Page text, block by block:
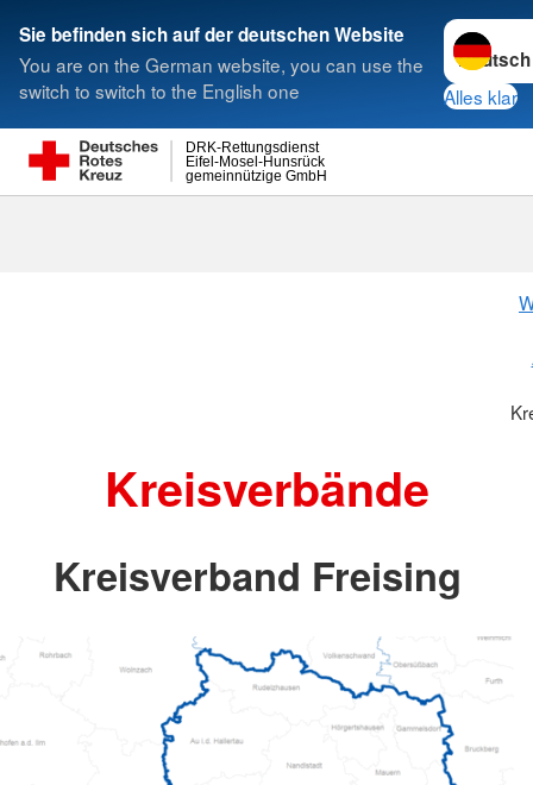
Sie befinden sich auf der deutschen Website
You are on the German website, you can use the
switch to switch to the English one
Sprache
Alles klar
gemeinnützige GmbH
Eifel-Mosel-Hunsrück
DRK-Rettungsdienst
Suche
Kreisverbände
Kreisverband Freising